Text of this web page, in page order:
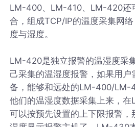
LM-400、LM-410、LM-420还
合，组成TCP/IP的温度采集网
度与湿度。
LM-420是独立报警的温湿度采
己采集的温湿度报警，如果用
备，能够和远处的LM-400/LM-
他们的温湿度数据采集上来，在
可以按预先设置的上下限报警